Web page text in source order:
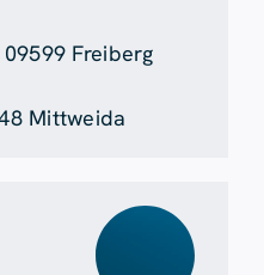
Freiberg
Mittweida